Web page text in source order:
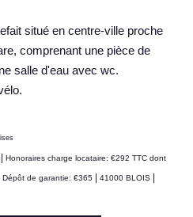
situé en centre-ville proche
comprenant une pièce de
salle d'eau avec wc.
| Honoraires charge locataire: €292 TTC dont
Dépôt de garantie: €365 | 41000 BLOIS |